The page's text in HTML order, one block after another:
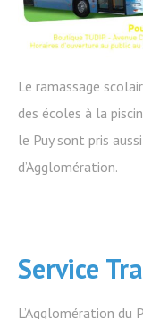
Le ramassage
des écoles à la
le Puy sont pris
d’Agglomération.
Service
L’Agglomération du